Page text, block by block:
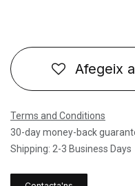
Afegeix
Terms and Conditions
30-day money-back
Shipping: 2-3 Business Days